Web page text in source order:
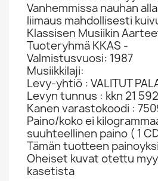
Vanhemmissa nauhan
liimaus mahdollisesti
Klassisen Musiikin
Tuoteryhmä KKAS -
Valmistusvuosi: 1987
Musiikkilaji:
Levy-yhtiö : VALITUT
Levyn tunnus : kkn 21
Kanen varastokoodi :
Paino/koko ei
suuhteellinen paino ( 1
Tämän tuotteen
Oheiset kuvat otettu
kasetista